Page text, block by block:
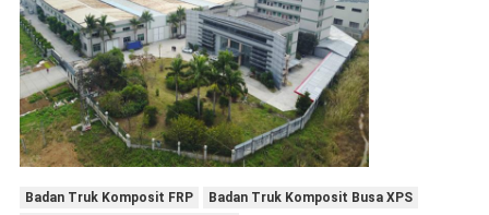
Badan Truk Komposit FRP
Badan Truk Komposit Busa XPS